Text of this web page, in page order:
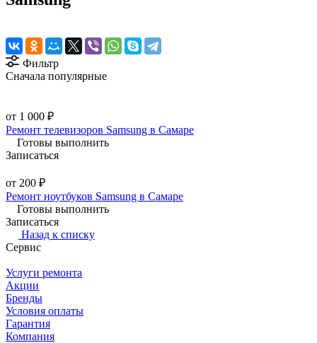
Фильтр
Сначала популярные
от 1 000 ₽
Ремонт телевизоров Samsung в Самаре
Готовы выполнить
Записаться
от 200 ₽
Ремонт ноутбуков Samsung в Самаре
Готовы выполнить
Записаться
Назад к списку
Сервис
Услуги ремонта
Акции
Бренды
Условия оплаты
Гарантия
Компания